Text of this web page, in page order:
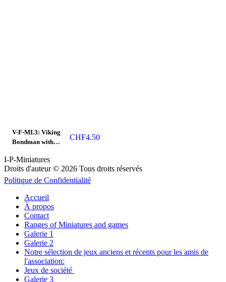
V-F-MI.3: Viking
Bondman with
CHF4.50
I-P-Miniatures
Droits d'auteur © 2026 Tous droits réservés
Politique de Confidentialité
Accueil
À propos
Contact
Ranges of Miniatures and games
Galerie 1
Galerie 2
Notre sélection de jeux anciens et récents pour les amis de
l'association:
Jeux de société
Galerie 3